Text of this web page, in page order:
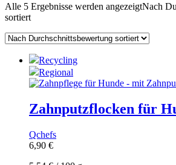
Alle 5 Ergebnisse werden angezeigtNach
sortiert
Recycling
Regional
Zahnputzflocken für
Qchefs
6,90 €